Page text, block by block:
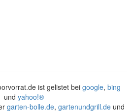
ist gelistet bei google, bing
und yahoo!®
garten-bolle.de, gartenundgrill.deund